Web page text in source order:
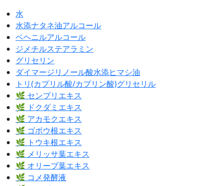
水
水添ナタネ油アルコール
ベヘニルアルコール
ジメチルステアラミン
グリセリン
ダイマージリノール酸水添ヒマシ油
トリ(カプリル酸/カプリン酸)グリセリル
🌿 センブリエキス
🌿 ドクダミエキス
🌿 アカモクエキス
🌿 ゴボウ根エキス
🌿 トウキ根エキス
🌿 メリッサ葉エキス
🌿 オリーブ葉エキス
🌿 コメ発酵液